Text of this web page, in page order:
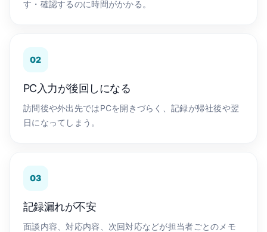
す・確認するのに時間がかかる。
02
PC入力が後回しになる
訪問後や外出先ではPCを開きづらく、記録が帰社後や翌
日になってしまう。
03
記録漏れが不安
面談内容、対応内容、次回対応などが担当者ごとのメモ